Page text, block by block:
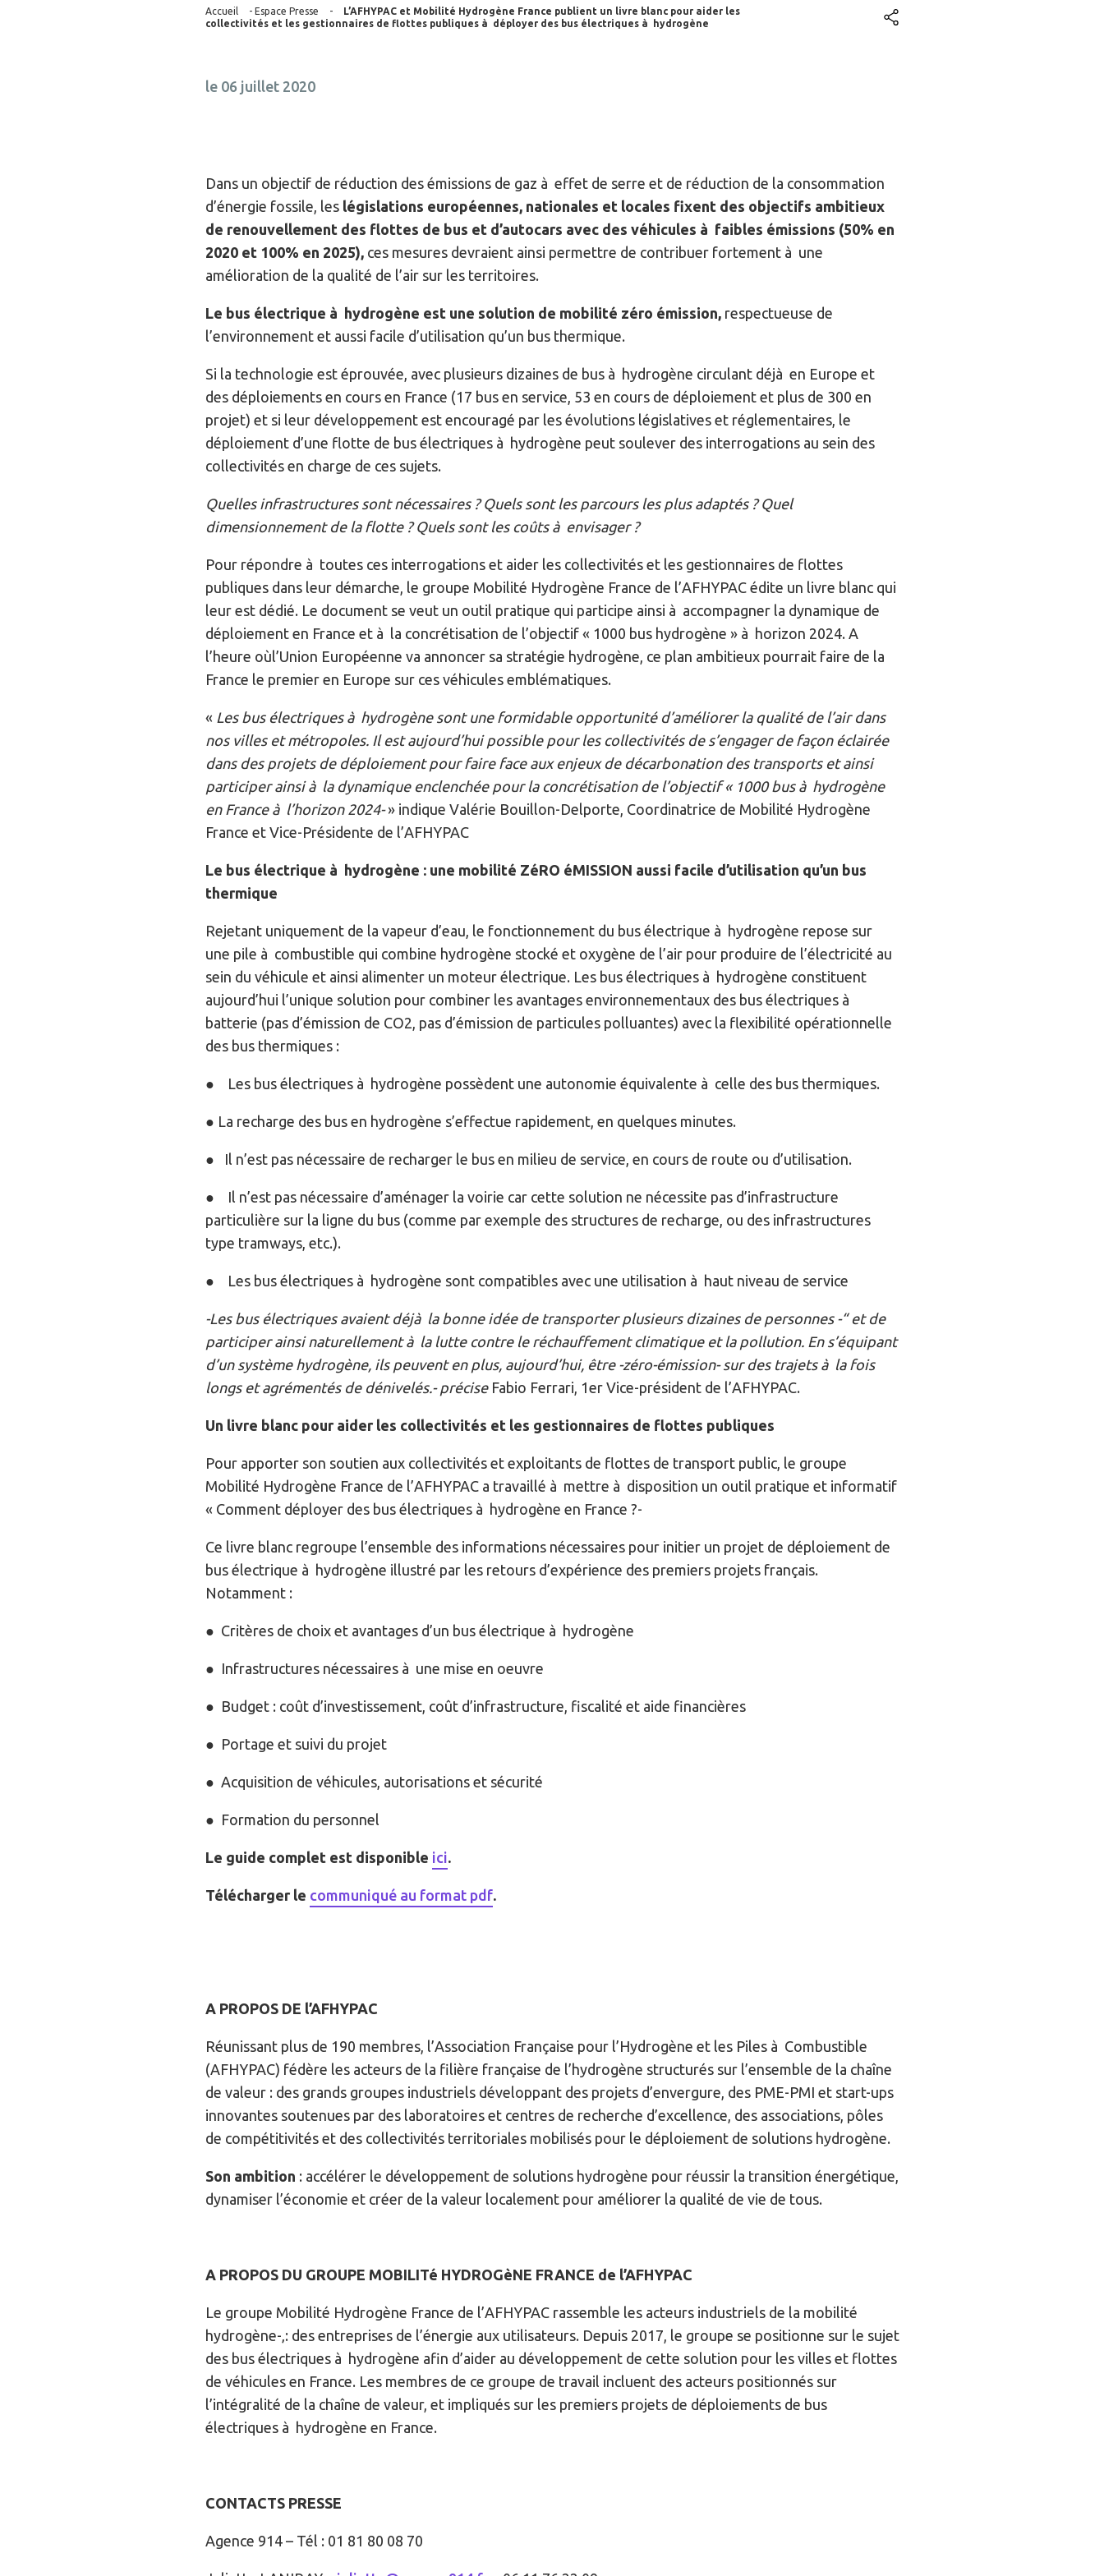
Accueil - Espace Presse -
L’AFHYPAC et Mobilité Hydrogène France publient un livre blanc pour aider les
collectivités et les gestionnaires de flottes publiques à déployer des bus électriques à hydrogène
le 06 juillet 2020
Dans un objectif de réduction des émissions de gaz à effet de serre et de réduction de la consommation
d’énergie fossile, les législations européennes, nationales et locales fixent des objectifs ambitieux
de renouvellement des flottes de bus et d’autocars avec des véhicules à faibles émissions (50% en
2020 et 100% en 2025), ces mesures devraient ainsi permettre de contribuer fortement à une
amélioration de la qualité de l’air sur les territoires.
Le bus électrique à hydrogène est une solution de mobilité zéro émission, respectueuse de
l’environnement et aussi facile d’utilisation qu’un bus thermique.
Si la technologie est éprouvée, avec plusieurs dizaines de bus à hydrogène circulant déjà en Europe et
des déploiements en cours en France (17 bus en service, 53 en cours de déploiement et plus de 300 en
projet) et si leur développement est encouragé par les évolutions législatives et réglementaires, le
déploiement d’une flotte de bus électriques à hydrogène peut soulever des interrogations au sein des
collectivités en charge de ces sujets.
Quelles infrastructures sont nécessaires ? Quels sont les parcours les plus adaptés ? Quel
dimensionnement de la flotte ? Quels sont les coûts à envisager ?
Pour répondre à toutes ces interrogations et aider les collectivités et les gestionnaires de flottes
publiques dans leur démarche, le groupe Mobilité Hydrogène France de l’AFHYPAC édite un livre blanc qui
leur est dédié. Le document se veut un outil pratique qui participe ainsi à accompagner la dynamique de
déploiement en France et à la concrétisation de l’objectif « 1000 bus hydrogène » à horizon 2024. A
l’heure oùl’Union Européenne va annoncer sa stratégie hydrogène, ce plan ambitieux pourrait faire de la
France le premier en Europe sur ces véhicules emblématiques.
« Les bus électriques à hydrogène sont une formidable opportunité d’améliorer la qualité de l’air dans
nos villes et métropoles. Il est aujourd’hui possible pour les collectivités de s’engager de façon éclairée
dans des projets de déploiement pour faire face aux enjeux de décarbonation des transports et ainsi
participer ainsi à la dynamique enclenchée pour la concrétisation de l’objectif « 1000 bus à hydrogène
en France à l’horizon 2024-» indique Valérie Bouillon-Delporte, Coordinatrice de Mobilité Hydrogène
France et Vice-Présidente de l’AFHYPAC
Le bus électrique à hydrogène : une mobilité ZéRO éMISSION aussi facile d’utilisation qu’un bus
thermique
Rejetant uniquement de la vapeur d’eau, le fonctionnement du bus électrique à hydrogène repose sur
une pile à combustible qui combine hydrogène stocké et oxygène de l’air pour produire de l’électricité au
sein du véhicule et ainsi alimenter un moteur électrique. Les bus électriques à hydrogène constituent
aujourd’hui l’unique solution pour combiner les avantages environnementaux des bus électriques à
batterie (pas d’émission de CO2, pas d’émission de particules polluantes) avec la flexibilité opérationnelle
des bus thermiques :
● Les bus électriques à hydrogène possèdent une autonomie équivalente à celle des bus thermiques.
● La recharge des bus en hydrogène s’effectue rapidement, en quelques minutes.
● Il n’est pas nécessaire de recharger le bus en milieu de service, en cours de route ou d’utilisation.
● Il n’est pas nécessaire d’aménager la voirie car cette solution ne nécessite pas d’infrastructure
particulière sur la ligne du bus (comme par exemple des structures de recharge, ou des infrastructures
type tramways, etc.).
● Les bus électriques à hydrogène sont compatibles avec une utilisation à haut niveau de service
-Les bus électriques avaient déjà la bonne idée de transporter plusieurs dizaines de personnes -“ et de
participer ainsi naturellement à la lutte contre le réchauffement climatique et la pollution. En s’équipant
d’un système hydrogène, ils peuvent en plus, aujourd’hui, être -zéro-émission- sur des trajets à la fois
longs et agrémentés de dénivelés.- précise Fabio Ferrari, 1er Vice-président de l’AFHYPAC.
Un livre blanc pour aider les collectivités et les gestionnaires de flottes publiques
Pour apporter son soutien aux collectivités et exploitants de flottes de transport public, le groupe
Mobilité Hydrogène France de l’AFHYPAC a travaillé à mettre à disposition un outil pratique et informatif
« Comment déployer des bus électriques à hydrogène en France ?-
Ce livre blanc regroupe l’ensemble des informations nécessaires pour initier un projet de déploiement de
bus électrique à hydrogène illustré par les retours d’expérience des premiers projets français.
Notamment :
● Critères de choix et avantages d’un bus électrique à hydrogène
● Infrastructures nécessaires à une mise en oeuvre
● Budget : coût d’investissement, coût d’infrastructure, fiscalité et aide financières
● Portage et suivi du projet
● Acquisition de véhicules, autorisations et sécurité
● Formation du personnel
Le guide complet est disponible ici.
Télécharger le communiqué au format pdf.
A PROPOS DE l’AFHYPAC
Réunissant plus de 190 membres, l’Association Française pour l’Hydrogène et les Piles à Combustible
(AFHYPAC) fédère les acteurs de la filière française de l’hydrogène structurés sur l’ensemble de la chaîne
de valeur : des grands groupes industriels développant des projets d’envergure, des PME-PMI et start-ups
innovantes soutenues par des laboratoires et centres de recherche d’excellence, des associations, pôles
de compétitivités et des collectivités territoriales mobilisés pour le déploiement de solutions hydrogène.
Son ambition : accélérer le développement de solutions hydrogène pour réussir la transition énergétique,
dynamiser l’économie et créer de la valeur localement pour améliorer la qualité de vie de tous.
A PROPOS DU GROUPE MOBILITé HYDROGèNE FRANCE de l’AFHYPAC
Le groupe Mobilité Hydrogène France de l’AFHYPAC rassemble les acteurs industriels de la mobilité
hydrogène-‚: des entreprises de l’énergie aux utilisateurs. Depuis 2017, le groupe se positionne sur le sujet
des bus électriques à hydrogène afin d’aider au développement de cette solution pour les villes et flottes
de véhicules en France. Les membres de ce groupe de travail incluent des acteurs positionnés sur
l’intégralité de la chaîne de valeur, et impliqués sur les premiers projets de déploiements de bus
électriques à hydrogène en France.
CONTACTS PRESSE
Agence 914 – Tél : 01 81 80 08 70